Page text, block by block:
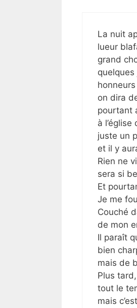
La nuit
lueur
grand
on dira
pourtant
à
juste un
et il y
Rien ne
sera si
Et
Je me
Couché
de mon
Il paraît
bien
mais de
Plus
tout le
mais